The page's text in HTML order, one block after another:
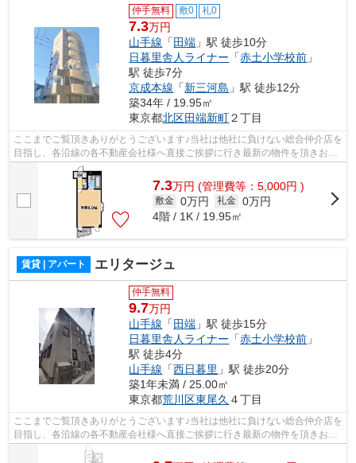
仲手無料 敷0 礼0
7.3万円
山手線 「 田端 」駅 徒歩10分
日暮里舎人ライナー 「赤土小学校前 」
駅 徒歩7分
京成本線 「新三河島 」駅 徒歩12分
築34年 / 19.95㎡
東京都北区田端新町２丁目
ここまでご覧頂きありがとうございます♪当社は他社に負けない総合仲介店を
目指し、各沿線の各不動産会社様へ直接ご挨拶に行き最新の物件を頂きお客
様へ提供しております！最新の情報は...
7.3万円 (管理費等：5,000円 )
敷金 0万円 礼金 0万円
4階 / 1K / 19.95㎡
賃貸 | アパート エリタージュ
仲手無料
9.7万円
山手線 「 田端 」駅 徒歩15分
日暮里舎人ライナー 「赤土小学校前 」
駅 徒歩4分
山手線 「西日暮里 」駅 徒歩20分
築1年未満 / 25.00㎡
東京都荒川区東尾久 ４丁目
ここまでご覧頂きありがとうございます♪当社は他社に負けない総合仲介店を
目指し、各沿線の各不動産会社様へ直接ご挨拶に行き最新の物件を頂きお客
様へ提供しております！最新の情報は...